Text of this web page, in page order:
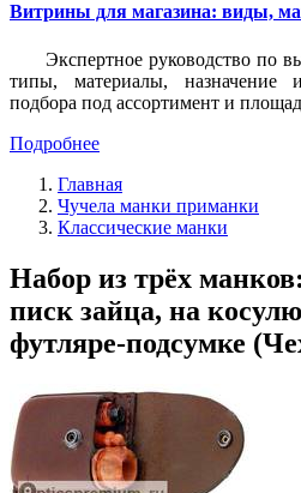
Витрины для магазина: виды,
Экспертное руководство по
типы, материалы, назначение
подбора под ассортимент и
Подробнее
Главная
Чучела манки приманки
Классические манки
Набор из трёх
писк зайца, на
футляре-подсумке